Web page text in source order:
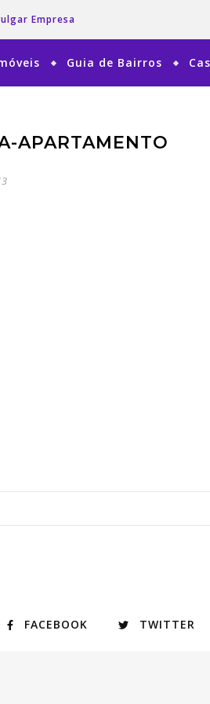
Empresa
Guia de Bairros
APARTAMENTO
FACEBOOK TWITTER